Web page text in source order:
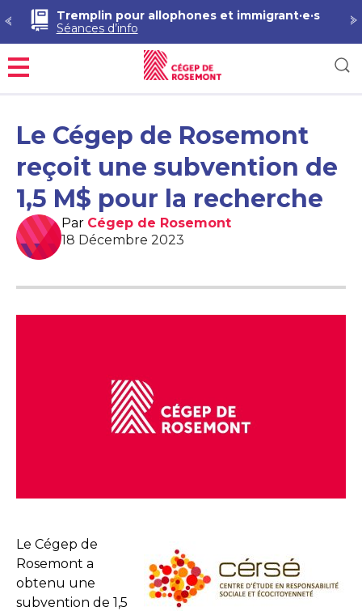
Tremplin pour allophones et immigrant·e·s
Séances d’info
Menu
Le Cégep de Rosemont
reçoit une subvention de
1,5 M$ pour la recherche
Par Cégep de Rosemont
18 Décembre 2023
Le Cégep de
Rosemont a
obtenu une
subvention de 1,5